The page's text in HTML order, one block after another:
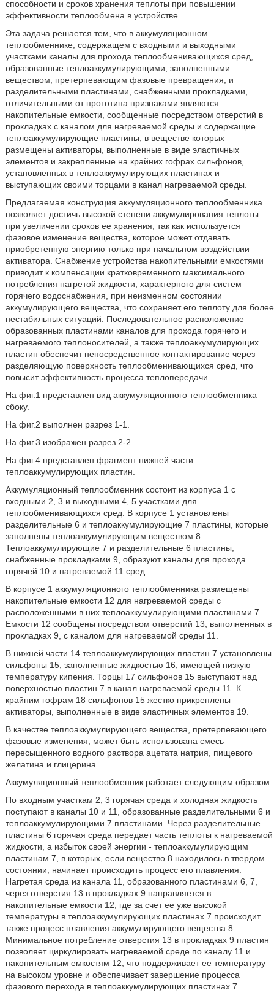
способности и сроков хранения теплоты при повышении
эффективности теплообмена в устройстве.
Эта задача решается тем, что в аккумуляционном
теплообменнике, содержащем с входными и выходными
участками каналы для прохода теплообменивающихся сред,
образованные теплоаккумулирующими, заполненными
веществом, претерпевающим фазовые превращения, и
разделительными пластинами, снабженными прокладками,
отличительными от прототипа признаками являются
накопительные емкости, сообщенные посредством отверстий в
прокладках с каналом для нагреваемой среды и содержащие
теплоаккумулирующие пластины, в веществе которых
размещены активаторы, выполненные в виде эластичных
элементов и закрепленные на крайних гофрах сильфонов,
установленных в теплоаккумулирующих пластинах и
выступающих своими торцами в канал нагреваемой среды.
Предлагаемая конструкция аккумуляционного теплообменника
позволяет достичь высокой степени аккумулирования теплоты
при увеличении сроков ее хранения, так как используется
фазовое изменение вещества, которое может отдавать
приобретенную энергию только при начальном воздействии
активатора. Снабжение устройства накопительными емкостями
приводит к компенсации кратковременного максимального
потребления нагретой жидкости, характерного для систем
горячего водоснабжения, при неизменном состоянии
аккумулирующего вещества, что сохраняет его теплоту для более
нестабильных ситуаций. Последовательное расположение
образованных пластинами каналов для прохода горячего и
нагреваемого теплоносителей, а также теплоаккумулирующих
пластин обеспечит непосредственное контактирование через
разделяющую поверхность теплообменивающихся сред, что
повысит эффективность процесса теплопередачи.
На фиг.1 представлен вид аккумуляционного теплообменника
сбоку.
На фиг.2 выполнен разрез 1-1.
На фиг.3 изображен разрез 2-2.
На фиг.4 представлен фрагмент нижней части
теплоаккумулирующих пластин.
Аккумуляционный теплообменник состоит из корпуса 1 с
входными 2, 3 и выходными 4, 5 участками для
теплообменивающихся сред. В корпусе 1 установлены
разделительные 6 и теплоаккумулирующие 7 пластины, которые
заполнены теплоаккумулирующим веществом 8.
Теплоаккумулирующие 7 и разделительные 6 пластины,
снабженные прокладками 9, образуют каналы для прохода
горячей 10 и нагреваемой 11 сред.
В корпусе 1 аккумуляционного теплообменника размещены
накопительные емкости 12 для нагреваемой среды с
расположенными в них теплоаккумулирующими пластинами 7.
Емкости 12 сообщены посредством отверстий 13, выполненных в
прокладках 9, с каналом для нагреваемой среды 11.
В нижней части 14 теплоаккумулирующих пластин 7 установлены
сильфоны 15, заполненные жидкостью 16, имеющей низкую
температуру кипения. Торцы 17 сильфонов 15 выступают над
поверхностью пластин 7 в канал нагреваемой среды 11. К
крайним гофрам 18 сильфонов 15 жестко прикреплены
активаторы, выполненные в виде эластичных элементов 19.
В качестве теплоаккумулирующего вещества, претерпевающего
фазовые изменения, может быть использована смесь
пересыщенного водного раствора ацетата натрия, пищевого
желатина и глицерина.
Аккумуляционный теплообменник работает следующим образом.
По входным участкам 2, 3 горячая среда и холодная жидкость
поступают в каналы 10 и 11, образованные разделительными 6 и
теплоаккумулирующими 7 пластинами. Через разделительные
пластины 6 горячая среда передает часть теплоты к нагреваемой
жидкости, а избыток своей энергии - теплоаккумулирующим
пластинам 7, в которых, если вещество 8 находилось в твердом
состоянии, начинает происходить процесс его плавления.
Нагретая среда из канала 11, образованного пластинами 6, 7,
через отверстия 13 в прокладках 9 направляется в
накопительные емкости 12, где за счет ее уже высокой
температуры в теплоаккумулирующих пластинах 7 происходит
также процесс плавления аккумулирующего вещества 8.
Минимальное потребление отверстия 13 в прокладках 9 пластин
позволяет циркулировать нагреваемой среде по каналу 11 и
накопительным емкостям 12, что поддерживает ее температуру
на высоком уровне и обеспечивает завершение процесса
фазового перехода в теплоаккумулирующих пластинах 7.